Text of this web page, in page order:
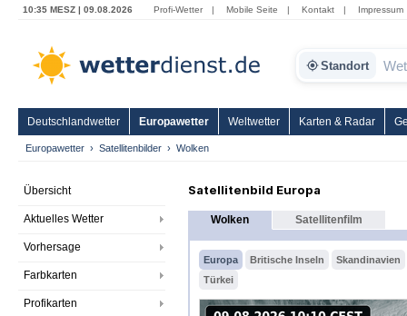
10:35 MESZ | 09.08.2026 Profi-Wetter | Mobile Seite | Kontakt | Impressum
Standort
Deutschlandwetter Europawetter Weltwetter Karten & Radar
Europawetter Satellitenbilder Wolken
Übersicht
Aktuelles Wetter
Vorhersage
Farbkarten
Profikarten
Satellitenbild Europa
Wolken Satellitenfilm
Europa Britische Inseln
Skandinavien
Türkei